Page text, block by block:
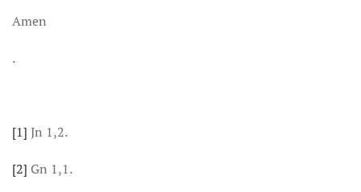
Amen
.
[1] Jn 1,2.
[2] Gn 1,1.